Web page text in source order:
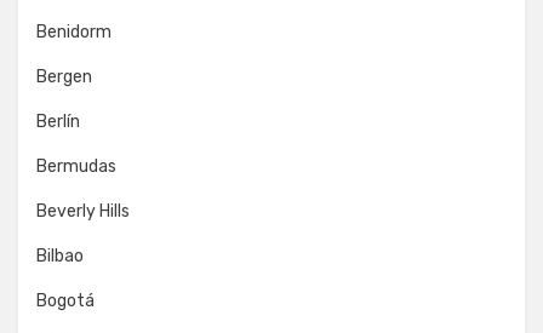
Benidorm
Bergen
Berlín
Bermudas
Beverly Hills
Bilbao
Bogotá